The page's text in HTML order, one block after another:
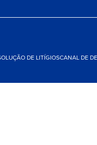
DE LITÍGIOSCANAL DE